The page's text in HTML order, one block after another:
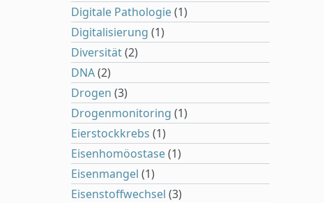
Digitale Pathologie(1)
Digitalisierung (1)
Diversität(2)
DNA(2)
Drogen (3)
Drogenmonitoring (1)
Eierstockkrebs (1)
Eisenhomöostase(1)
Eisenmangel (1)
Eisenstoffwechsel (3)